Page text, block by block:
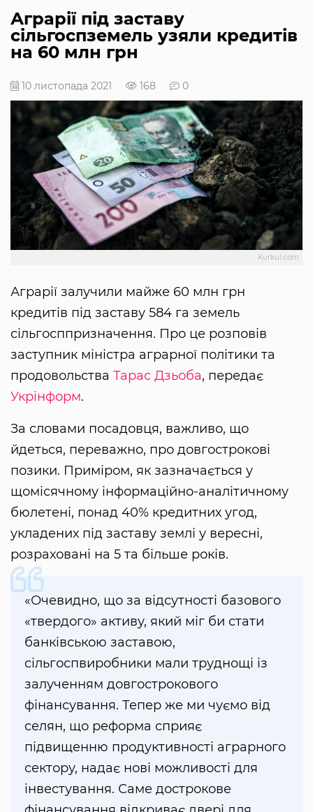
Аграрії під заставу
сільгоспземель узяли кредитів
на 60 млн грн
10 листопада 2021 168 0
Kurkul.com
Аграрії залучили майже 60 млн грн
кредитів під заставу 584 га земель
сільгосппризначення. Про це розповів
заступник міністра аграрної політики та
продовольства Тарас Дзьоба, передає
Укрінформ.
За словами посадовця, важливо, що
йдеться, переважно, про довгострокові
позики. Приміром, як зазначається у
щомісячному інформаційно-аналітичному
бюлетені, понад 40% кредитних угод,
укладених під заставу землі у вересні,
розраховані на 5 та більше років.
«Очевидно, що за відсутності базового
«твердого» активу, який міг би стати
банківською заставою,
сільгоспвиробники мали труднощі із
залученням довгострокового
фінансування. Тепер же ми чуємо від
селян, що реформа сприяє
підвищенню продуктивності аграрного
сектору, надає нові можливості для
інвестування. Саме дострокове